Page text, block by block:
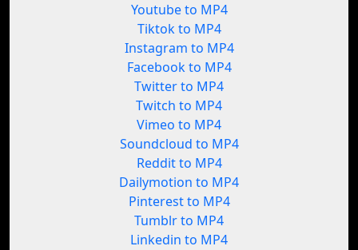
Youtube to MP4
Tiktok to MP4
Instagram to MP4
Facebook to MP4
Twitter to MP4
Twitch to MP4
Vimeo to MP4
Soundcloud to MP4
Reddit to MP4
Dailymotion to MP4
Pinterest to MP4
Tumblr to MP4
Linkedin to MP4